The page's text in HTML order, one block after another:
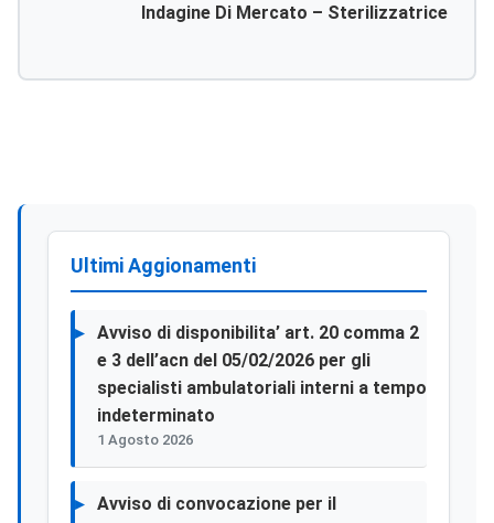
Rianimazione Del P.o. San Giovanni Di Dio Di
Indagine Di Mercato – Sterilizzatrice
Ultimi Aggionamenti
Avviso di disponibilita’ art. 20 comma 2
e 3 dell’acn del 05/02/2026 per gli
specialisti ambulatoriali interni a tempo
indeterminato
1 Agosto 2026
Avviso di convocazione per il